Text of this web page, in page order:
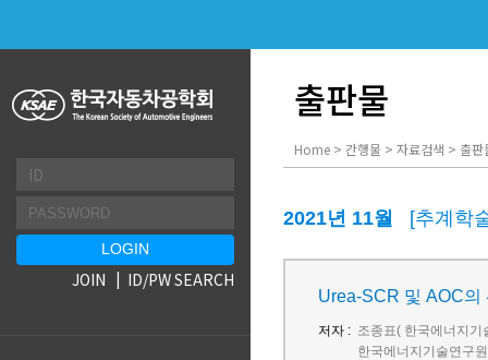
JOIN ID/PW SEARCH
출판물
Home > 간행물 > 자료검색 > 출판
2021년 11월 [추계학
Urea-SCR 및 AOC의
저자 : 조종표( 한국에너지
한국에너지기술연구